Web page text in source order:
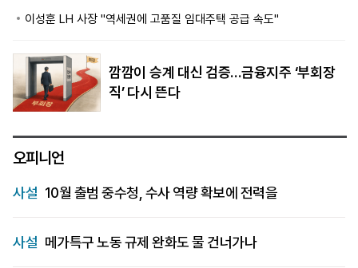
이성훈 LH 사장 "역세권에 고품질 임대주택 공급 속도"
깜깜이 승계 대신 검증…금융지주 ‘부회장
직’ 다시 뜬다
오피니언
사설 10월 출범 중수청, 수사 역량 확보에 전력을
사설 메가특구 노동 규제 완화도 물 건너가나